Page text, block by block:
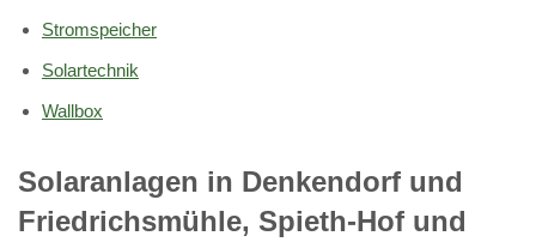
Stromspeicher
Solartechnik
Wallbox
Solaranlagen in Denkendorf und
Friedrichsmühle, Spieth-Hof und